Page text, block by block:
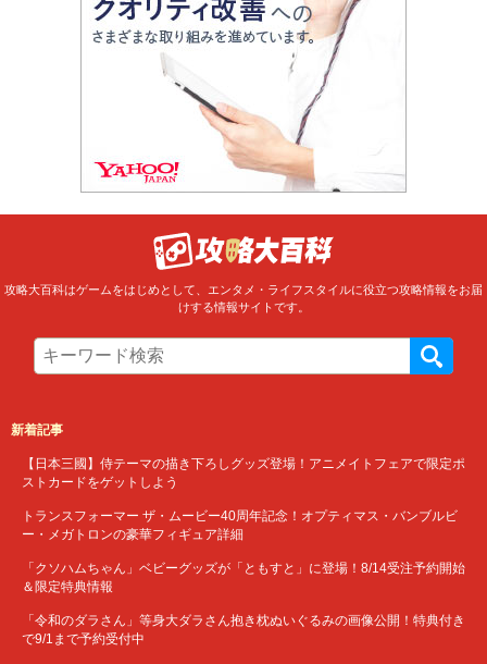
攻略大百科はゲームをはじめとして、エンタメ・ライフスタイルに役立つ攻略情報をお届
けする情報サイトです。
新着記事
【日本三國】侍テーマの描き下ろしグッズ登場！アニメイトフェアで限定ポ
ストカードをゲットしよう
トランスフォーマー ザ・ムービー40周年記念！オプティマス・バンブルビ
ー・メガトロンの豪華フィギュア詳細
「クソハムちゃん」ベビーグッズが「ともすと」に登場！8/14受注予約開始
＆限定特典情報
「令和のダラさん」等身大ダラさん抱き枕ぬいぐるみの画像公開！特典付き
で9/1まで予約受付中